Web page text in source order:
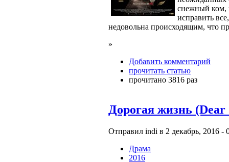
снежный ком,
исправить
недовольна происходящим, что
»
Добавить комментарий
прочитать статью
прочитано 3816 раз
Дорогая жизнь
Отправил indi в 2 декабрь, 2016 -
Драма
2016